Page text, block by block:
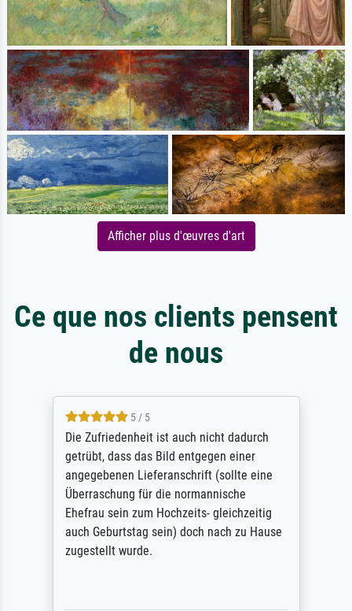
Afficher plus d'œuvres d'art
Ce que nos clients pensent
de nous
5 / 5
Die Zufriedenheit ist auch nicht dadurch
getrübt, dass das Bild entgegen einer
angegebenen Lieferanschrift (sollte eine
Überraschung für die normannische
Ehefrau sein zum Hochzeits- gleichzeitig
auch Geburtstag sein) doch nach zu Hause
zugestellt wurde.